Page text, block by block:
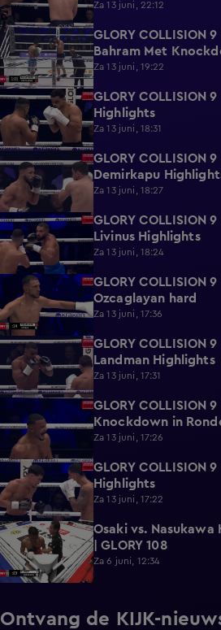
Za 13 juni, 22:12
0:24
GLORY COLLISION
Bahram Met
Za 13 juni, 19:22
0:52
GLORY COLLISION
Highlights
Za 13 juni, 18:31
0:58
GLORY COLLISION
Demirkapu
Za 13 juni, 18:27
0:49
GLORY COLLISION
Livinus Highlights
Za 13 juni, 18:24
0:39
GLORY COLLISION
Ozcaglayan hard
Za 13 juni, 17:36
1:01
GLORY COLLISION
Landman Highlights
Za 13 juni, 17:31
GLORY COLLISION
Knockdown in
Za 13 juni, 17:26
0:50
GLORY COLLISION
Highlights
Za 13 juni, 17:22
0:24
Osaki vs. Nasukawa
| GLORY 108
Za 6 juni, 12:34
Ontvang de KIJK-